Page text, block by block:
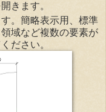
きます。
。簡略表示用、標準
域など複数の要素が
ださい。